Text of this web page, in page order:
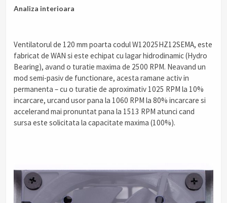
Analiza interioara
Ventilatorul de 120 mm poarta codul W12025HZ12SEMA, este
fabricat de WAN si este echipat cu lagar hidrodinamic (Hydro
Bearing), avand o turatie maxima de 2500 RPM. Neavand un
mod semi-pasiv de functionare, acesta ramane activ in
permanenta – cu o turatie de aproximativ 1025 RPM la 10%
incarcare, urcand usor pana la 1060 RPM la 80% incarcare si
accelerand mai pronuntat pana la 1513 RPM atunci cand
sursa este solicitata la capacitate maxima (100%).